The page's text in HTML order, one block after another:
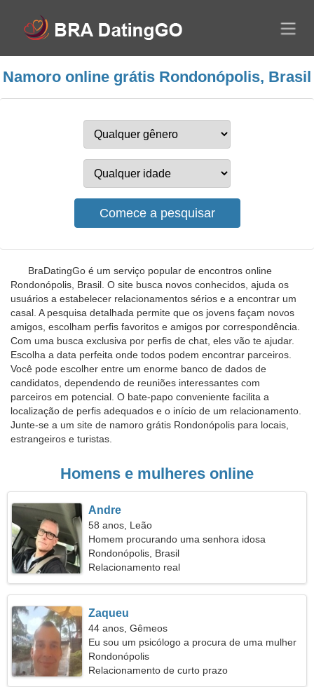
Namoro online grátis Rondonópolis, Brasil
BraDatingGo é um serviço popular de encontros online
Rondonópolis, Brasil. O site busca novos conhecidos, ajuda os
usuários a estabelecer relacionamentos sérios e a encontrar um
casal. A pesquisa detalhada permite que os jovens façam novos
amigos, escolham perfis favoritos e amigos por correspondência.
Com uma busca exclusiva por perfis de chat, eles vão te ajudar.
Escolha a data perfeita onde todos podem encontrar parceiros.
Você pode escolher entre um enorme banco de dados de
candidatos, dependendo de reuniões interessantes com
parceiros em potencial. O bate-papo conveniente facilita a
localização de perfis adequados e o início de um relacionamento.
Junte-se a um site de namoro grátis Rondonópolis para locais,
estrangeiros e turistas.
Homens e mulheres online
Andre
58 anos, Leão
Homem procurando uma senhora idosa
Rondonópolis, Brasil
Relacionamento real
Zaqueu
44 anos, Gêmeos
Eu sou um psicólogo a procura de uma mulher
espetacular
Rondonópolis
Relacionamento de curto prazo